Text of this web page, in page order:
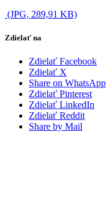
(JPG, 289,91 KB)
Zdielať na
Zdielať Facebook
Zdielať X
Share on WhatsApp
Zdielať Pinterest
Zdielať LinkedIn
Zdielať Reddit
Share by Mail